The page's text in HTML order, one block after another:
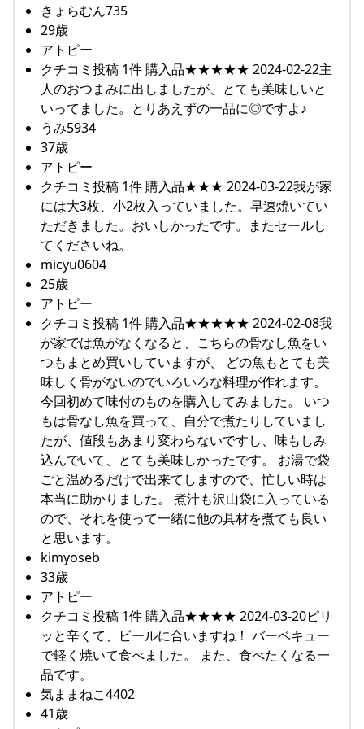
きょらむん735
29歳
アトピー
クチコミ投稿 1件 購入品★★★★★ 2024-02-22主
人のおつまみに出しましたが、とても美味しいと
いってました。とりあえずの一品に◎ですよ♪
うみ5934
37歳
アトピー
クチコミ投稿 1件 購入品★★★ 2024-03-22我が家
には大3枚、小2枚入っていました。早速焼いてい
ただきました。おいしかったです。またセールし
てくださいね。
micyu0604
25歳
アトピー
クチコミ投稿 1件 購入品★★★★★ 2024-02-08我
が家では魚がなくなると、こちらの骨なし魚をい
つもまとめ買いしていますが、 どの魚もとても美
味しく骨がないのでいろいろな料理が作れます。
今回初めて味付のものを購入してみました。 いつ
もは骨なし魚を買って、自分で煮たりしていまし
たが、値段もあまり変わらないですし、味もしみ
込んでいて、とても美味しかったです。 お湯で袋
ごと温めるだけで出来てしますので、忙しい時は
本当に助かりました。 煮汁も沢山袋に入っている
ので、それを使って一緒に他の具材を煮ても良い
と思います。
kimyoseb
33歳
アトピー
クチコミ投稿 1件 購入品★★★★ 2024-03-20ピリ
ッと辛くて、ビールに合いますね！ バーベキュー
で軽く焼いて食べました。 また、食べたくなる一
品です。
気ままねこ4402
41歳